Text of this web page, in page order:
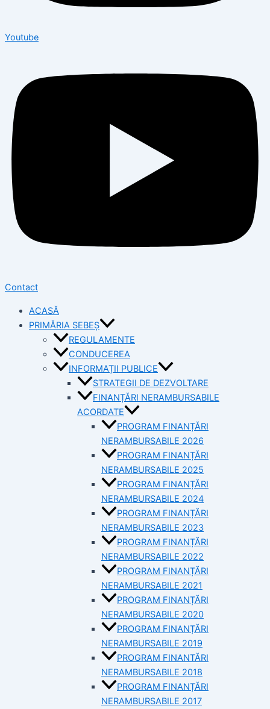
Youtube
Contact
ACASĂ
PRIMĂRIA SEBEȘ
REGULAMENTE
CONDUCEREA
INFORMAȚII PUBLICE
STRATEGII DE DEZVOLTARE
FINANȚĂRI NERAMBURSABILE
ACORDATE
PROGRAM FINANȚĂRI
NERAMBURSABILE 2026
PROGRAM FINANȚĂRI
NERAMBURSABILE 2025
PROGRAM FINANȚĂRI
NERAMBURSABILE 2024
PROGRAM FINANȚĂRI
NERAMBURSABILE 2023
PROGRAM FINANȚĂRI
NERAMBURSABILE 2022
PROGRAM FINANȚĂRI
NERAMBURSABILE 2021
PROGRAM FINANȚĂRI
NERAMBURSABILE 2020
PROGRAM FINANȚĂRI
NERAMBURSABILE 2019
PROGRAM FINANTĂRI
NERAMBURSABILE 2018
PROGRAM FINANȚĂRI
NERAMBURSABILE 2017